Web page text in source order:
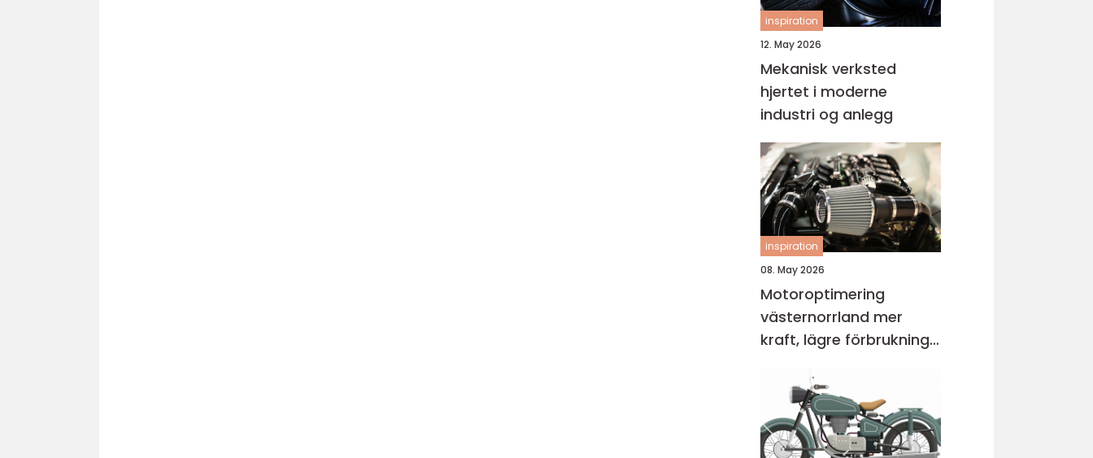
inspiration
12. May 2026
Mekanisk verksted
hjertet i moderne
industri og anlegg
inspiration
08. May 2026
Motoroptimering
västernorrland mer
kraft, lägre förbrukning